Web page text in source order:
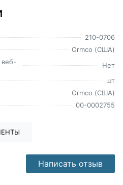
210-0706
Ormco (США)
веб-
Нет
шт
Ormco (США)
00-0002755
Написать отзыв